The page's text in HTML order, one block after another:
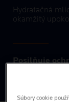
Hydratačná
okamžitý
Posilňuje
Obsahuje 99
Súbory cookie